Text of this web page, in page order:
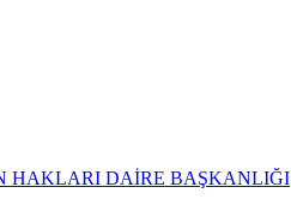
HAKLARI DAİRE BAŞKANLIĞI